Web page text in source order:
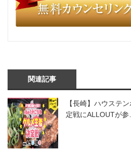
関連記事
【長崎】ハウステ
定戦にALLOUTが参